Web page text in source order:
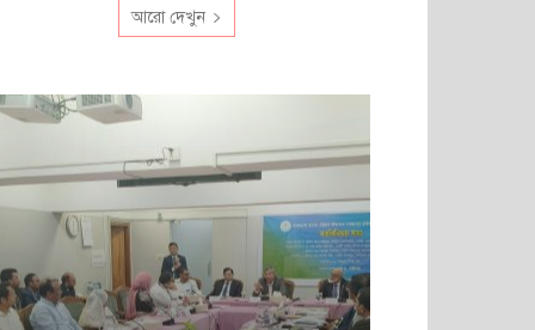
আরো দেখুন